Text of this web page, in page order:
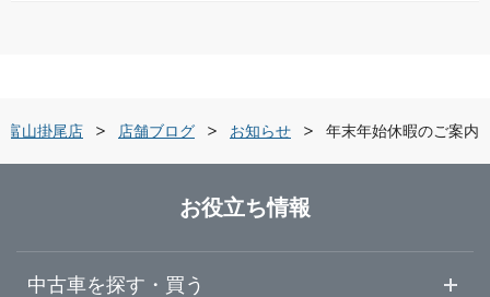
ガリバー富山掛尾店
LIBERALA リベラーラ富山
ガリバー高岡店
富山掛尾店 店舗ブログ お知らせ 年末年始休暇のご案内
お役立ち情報
中古車を探す・買う